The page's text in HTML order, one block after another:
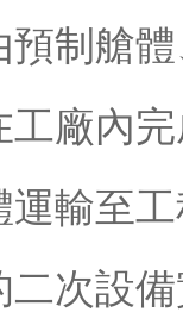
制艙
廠內
輸至
次設